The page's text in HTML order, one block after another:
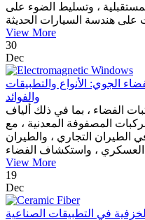
المستقبلية ، وتسليط الضوء على
View More
30
Dec
الجوي: الأنواع والتطبيقات
والفوائد
الفضاء ، بما في ذلك ألياف
المصفوفة المعدنية ، مع
الطيران التجاري ، والطيران
View More
19
Dec
في التطبيقات الصناعية